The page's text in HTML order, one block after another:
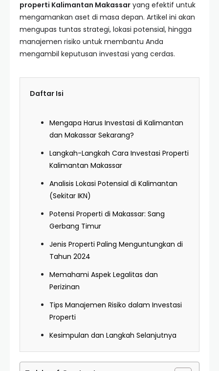
properti Kalimantan Makassar yang efektif untuk
mengamankan aset di masa depan. Artikel ini akan
mengupas tuntas strategi, lokasi potensial, hingga
manajemen risiko untuk membantu Anda
mengambil keputusan investasi yang cerdas.
Daftar Isi
Mengapa Harus Investasi di Kalimantan
dan Makassar Sekarang?
Langkah-Langkah Cara Investasi Properti
Kalimantan Makassar
Analisis Lokasi Potensial di Kalimantan
(Sekitar IKN)
Potensi Properti di Makassar: Sang
Gerbang Timur
Jenis Properti Paling Menguntungkan di
Tahun 2024
Memahami Aspek Legalitas dan
Perizinan
Tips Manajemen Risiko dalam Investasi
Properti
Kesimpulan dan Langkah Selanjutnya